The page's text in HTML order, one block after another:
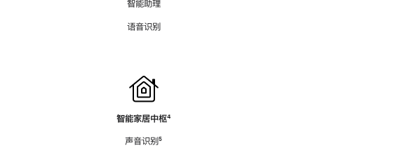
智能助理
语音识别
智能家居中枢脚
⁴
声音识别脚
⁵